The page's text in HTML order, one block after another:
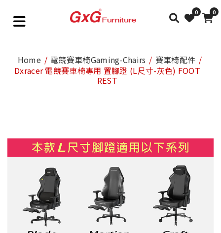
0 0
Home 電競賽車椅Gaming-Chairs
賽車椅配件
Dxracer 電競賽車椅專用 置腳蹬 (L尺寸-灰色) FOOT
REST